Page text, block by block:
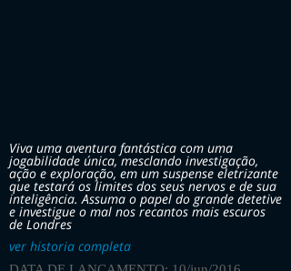
Viva uma aventura fantástica com uma
jogabilidade única, mesclando investigação,
ação e exploração, em um suspense eletrizante
que testará os limites dos seus nervos e de sua
inteligência. Assuma o papel do grande detetive
e investigue o mal nos recantos mais escuros
de Londres
ver historia completa